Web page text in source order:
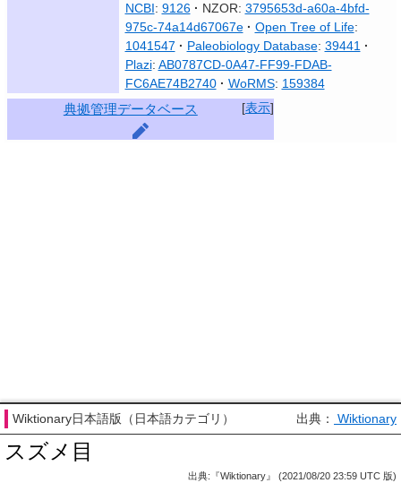
NCBI: 9126 NZOR: 3795653d-a60a-4bfd-
975c-74a14d67067e
Open Tree of Life:
1041547
Paleobiology Database: 39441
Plazi: AB0787CD-0A47-FF99-FDAB-
FC6AE74B2740
WoRMS: 159384
[表示]
典拠管理データベース
Wiktionary日本語版（日本語カテゴリ） 出典： Wiktionary
スズメ目
出典:『Wiktionary』 (2021/08/20 23:59 UTC 版)